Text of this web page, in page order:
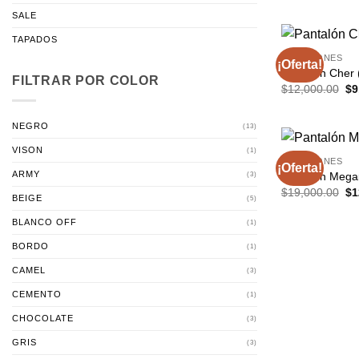
SALE
TAPADOS
FILTRAR POR COLOR
NEGRO (13)
VISON (1)
ARMY (3)
BEIGE (5)
BLANCO OFF (1)
BORDO (1)
CAMEL (3)
CEMENTO (1)
CHOCOLATE (3)
GRIS (3)
¡Oferta!
PANTALONES
Pantalón Cher
$12,000.00 El
$
¡Oferta!
PANTALONES
Pantalón
$19,000.00 El
$